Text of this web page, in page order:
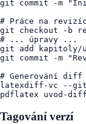
git commit -m
# Práce na
git checkout -b
# ... úpravy ...
git add kapitoly/
git commit -m
# Generování diff
latexdiff-vc --git
Tagování verzí